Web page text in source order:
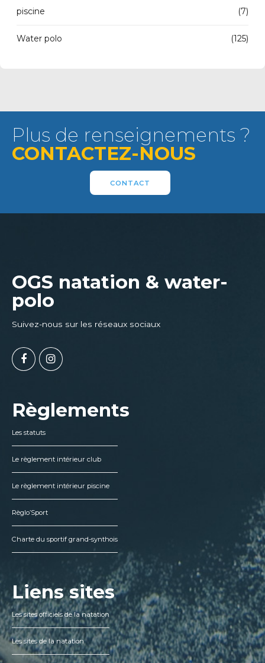
piscine (7)
Water polo (125)
Plus de renseignements ?
CONTACTEZ-NOUS
CONTACT
OGS natation & water-
polo
Suivez-nous sur les réseaux sociaux
Règlements
Les statuts
Le règlement intérieur club
Le règlement intérieur piscine
Règlo’Sport
Charte du sportif grand-synthois
Liens sites
Les sites officiels de la natation
Les sites de la natation